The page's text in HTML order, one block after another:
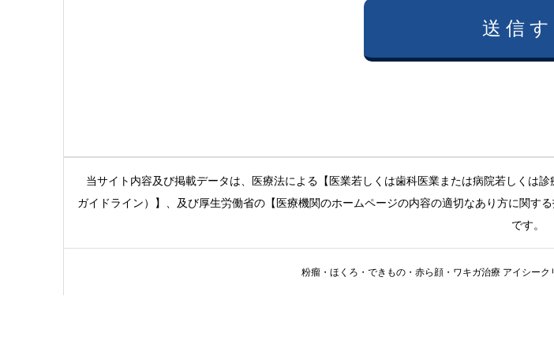
送信す
当サイト内容及び掲載データは、医療法による【医業若しくは歯科医業または病院若しくは
ガイドライン）】、及び厚生労働省の【医療機関のホームページの内容の適切なあり方に関
です。
粉瘤・ほくろ・できもの・赤ら顔・ワキガ治療 アイシー